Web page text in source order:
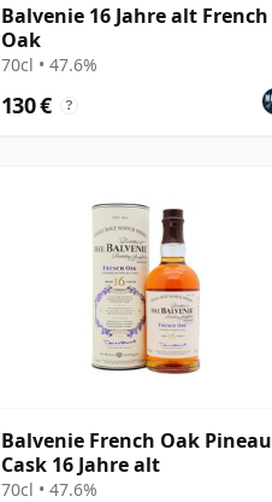
Balvenie 16 Jahre alt French
Oak
70cl • 47.6%
130 € ?
Balvenie French Oak Pineau
Cask 16 Jahre alt
70cl • 47.6%